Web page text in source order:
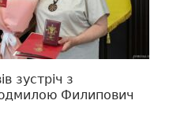
зустріч з
Филипович